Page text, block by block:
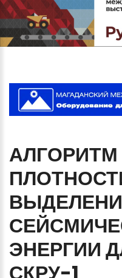
АЛГОРИТМ
ЭНЕРГИИ